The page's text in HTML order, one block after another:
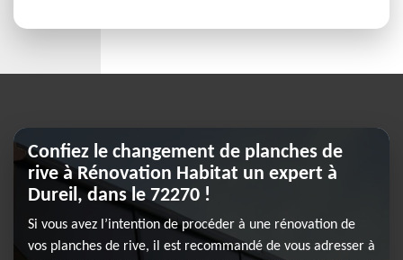
Confiez le changement de planches de
rive à Rénovation Habitat un expert à
Dureil, dans le 72270 !
Si vous avez l’intention de procéder à une rénovation de
vos planches de rive, il est recommandé de vous adresser à